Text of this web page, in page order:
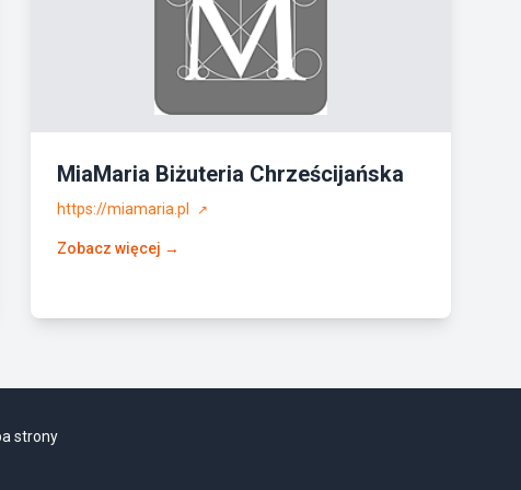
MiaMaria Biżuteria Chrześcijańska
https://miamaria.pl ↗
Zobacz więcej →
strony